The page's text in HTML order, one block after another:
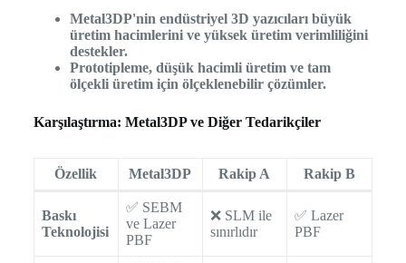
Metal3DP'nin endüstriyel 3D yazıcıları büyük
üretim hacimlerini ve yüksek üretim verimliliğini
destekler.
Prototipleme, düşük hacimli üretim ve tam
ölçekli üretim için ölçeklenebilir çözümler.
Karşılaştırma: Metal3DP ve Diğer Tedarikçiler
Özellik Metal3DP Rakip A Rakip B
Baskı
Teknolojisi
✅ SEBM
ve Lazer
PBF
❌ SLM ile
sınırlıdır
✅ Lazer
PBF